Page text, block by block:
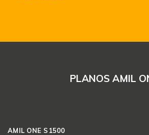
PLANOS AMIL
AMIL ONE S1500